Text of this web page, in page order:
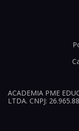
ACADEMIA PME
LTDA. CNPJ: